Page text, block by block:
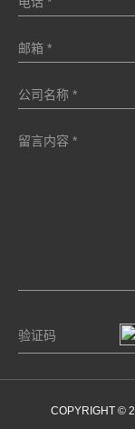
COPYRIGHT ©